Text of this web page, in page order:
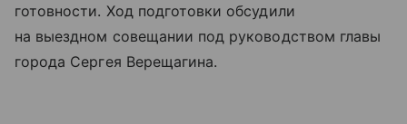
готовности. Ход подготовки обсудили
на выездном совещании под руководством главы
города Сергея Верещагина.